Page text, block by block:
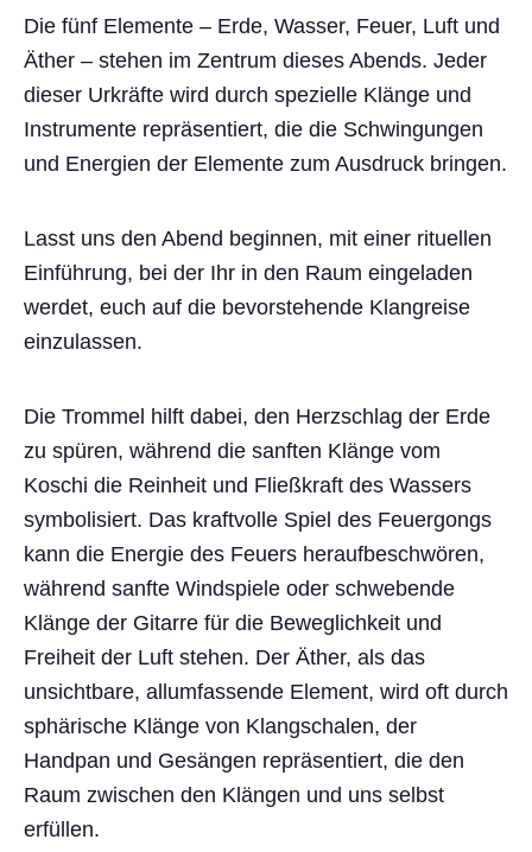
Die fünf Elemente – Erde, Wasser, Feuer, Luft und
Äther – stehen im Zentrum dieses Abends. Jeder
dieser Urkräfte wird durch spezielle Klänge und
Instrumente repräsentiert, die die Schwingungen
und Energien der Elemente zum Ausdruck bringen.
Lasst uns den Abend beginnen, mit einer rituellen
Einführung, bei der Ihr in den Raum eingeladen
werdet, euch auf die bevorstehende Klangreise
einzulassen.
Die Trommel hilft dabei, den Herzschlag der Erde
zu spüren, während die sanften Klänge vom
Koschi die Reinheit und Fließkraft des Wassers
symbolisiert. Das kraftvolle Spiel des Feuergongs
kann die Energie des Feuers heraufbeschwören,
während sanfte Windspiele oder schwebende
Klänge der Gitarre für die Beweglichkeit und
Freiheit der Luft stehen. Der Äther, als das
unsichtbare, allumfassende Element, wird oft durch
sphärische Klänge von Klangschalen, der
Handpan und Gesängen repräsentiert, die den
Raum zwischen den Klängen und uns selbst
erfüllen.